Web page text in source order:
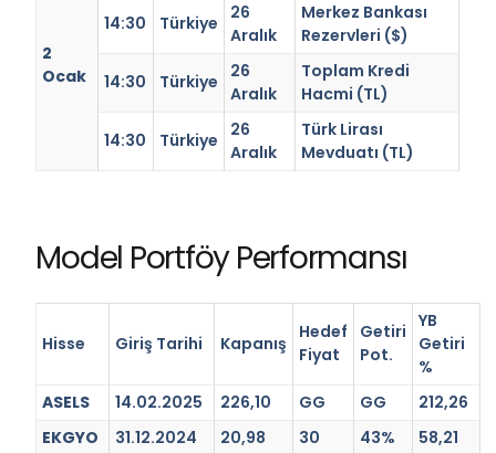
2
Ocak
14:30 Türkiye
26
Aralık
Merkez Bankası
Rezervleri ($)
14:30 Türkiye
26
Aralık
Toplam Kredi
Hacmi (TL)
14:30 Türkiye
26
Aralık
Türk Lirası
Mevduatı (TL)
Model Portföy Performansı
Hisse Giriş Tarihi Kapanış
Hedef
Fiyat
Getiri
Pot.
YB
Getiri
%
ASELS
14.02.2025 226,10 GG GG
212,26
EKGYO
31.12.2024 20,98 30 43%
58,21